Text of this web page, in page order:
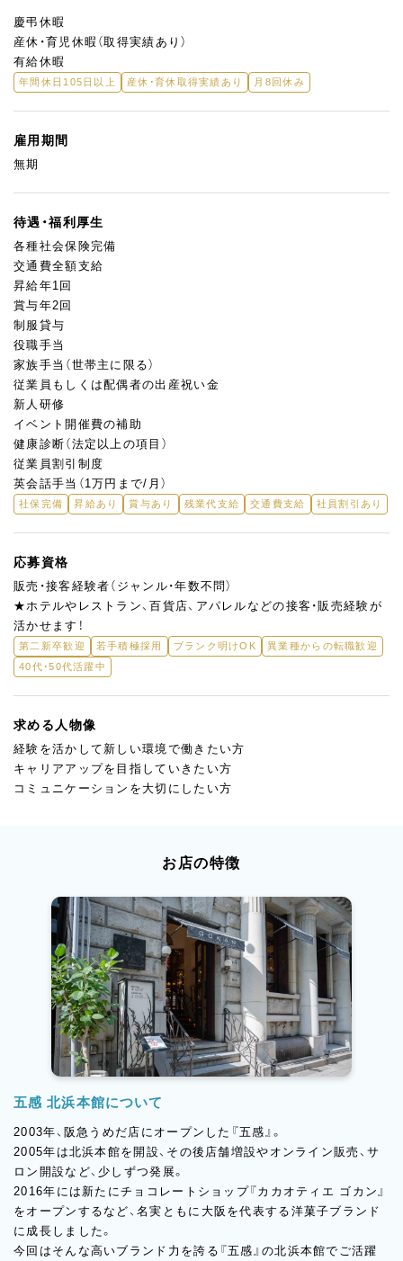
など、面接時にご希望をお聞かせください！
慶弔休暇
産休・育児休暇（取得実績あり）
有給休暇
年間休日105日以上 産休・育休取得実績あり 月8回休み
雇用期間
無期
待遇・福利厚生
各種社会保険完備
交通費全額支給
昇給年1回
賞与年2回
制服貸与
役職手当
家族手当（世帯主に限る）
従業員もしくは配偶者の出産祝い金
新人研修
イベント開催費の補助
健康診断（法定以上の項目）
従業員割引制度
英会話手当（1万円まで/月）
社保完備 昇給あり 賞与あり 残業代支給 交通費支給 社員割引あり
応募資格
販売・接客経験者（ジャンル・年数不問）
★ホテルやレストラン、百貨店、アパレルなどの接客・販売経験が
活かせます！
第二新卒歓迎 若手積極採用 ブランク明けOK
異業種からの転職歓迎
40代・50代活躍中
求める人物像
経験を活かして新しい環境で働きたい方
キャリアアップを目指していきたい方
コミュニケーションを大切にしたい方
お店の特徴
五感 北浜本館について
2003年、阪急うめだ店にオープンした『五感』。
2005年は北浜本館を開設、その後店舗増設やオンライン販売、サ
ロン開設など、少しずつ発展。
2016年には新たにチョコレートショップ『カカオティエ ゴカン』
をオープンするなど、名実ともに大阪を代表する洋菓子ブランド
に成長しました。
今回はそんな高いブランド力を誇る『五感』の北浜本館でご活躍